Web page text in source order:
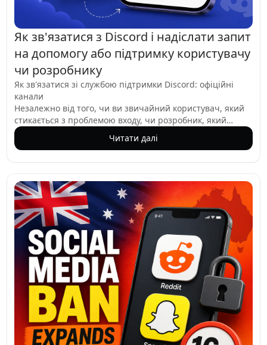
Як зв'язатися з Discord і надіслати запит
на допомогу або підтримку користувачу
чи розробнику
Як зв'язатися зі службою підтримки Discord: офіційні
канали
Незалежно від того, чи ви звичайний користувач, який
стикається з проблемою входу, чи розробник, який
налагоджує виклик API, знання того, як зв'язатися з
командою підтримки Discord, є вирішальним. Discord
вас через найефективніші способи отримання допомоги,
від зручного порталу підтримки до прямої електронної
пошти та соціальних мереж.
Читати далі